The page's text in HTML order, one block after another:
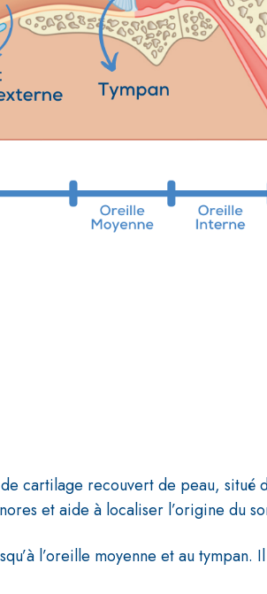
cartilage recouvert de peau, situé
et aide à localiser l’origine du
l’oreille moyenne et au tympan.